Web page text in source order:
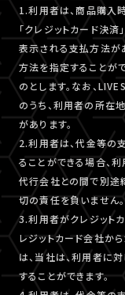
1.利用者は、商品購入
「クレジットカード決済
表示される支払方法が
方法を指定することが
のとします。なお、
のうち、利用者の所在
があります。
2.利用者は、代金等の
ることができる場合、
代行会社との間で別途
切の責任を負いません。
3.利用者がクレジット
レジットカード会社か
は、当社は、利用者に
することができます。